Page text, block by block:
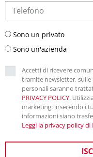
Sono un privato
Sono un'azienda
Accetti di ricevere
tramite newsletter, sulle
personali saranno
PRIVACY POLICY.
marketing: inserendo i
informazioni siano
Leggi la privacy policy